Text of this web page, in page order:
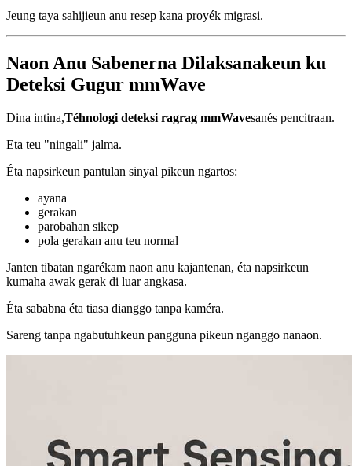
Jeung taya sahijieun anu resep kana proyék migrasi.
Naon Anu Sabenerna Dilaksanakeun ku
Deteksi Gugur mmWave
Dina intina,Téhnologi deteksi ragrag mmWavesanés pencitraan.
Eta teu "ningali" jalma.
Éta napsirkeun pantulan sinyal pikeun ngartos:
ayana
gerakan
parobahan sikep
pola gerakan anu teu normal
Janten tibatan ngarékam naon anu kajantenan, éta napsirkeun
kumaha awak gerak di luar angkasa.
Éta sababna éta tiasa dianggo tanpa kaméra.
Sareng tanpa ngabutuhkeun pangguna pikeun nganggo nanaon.